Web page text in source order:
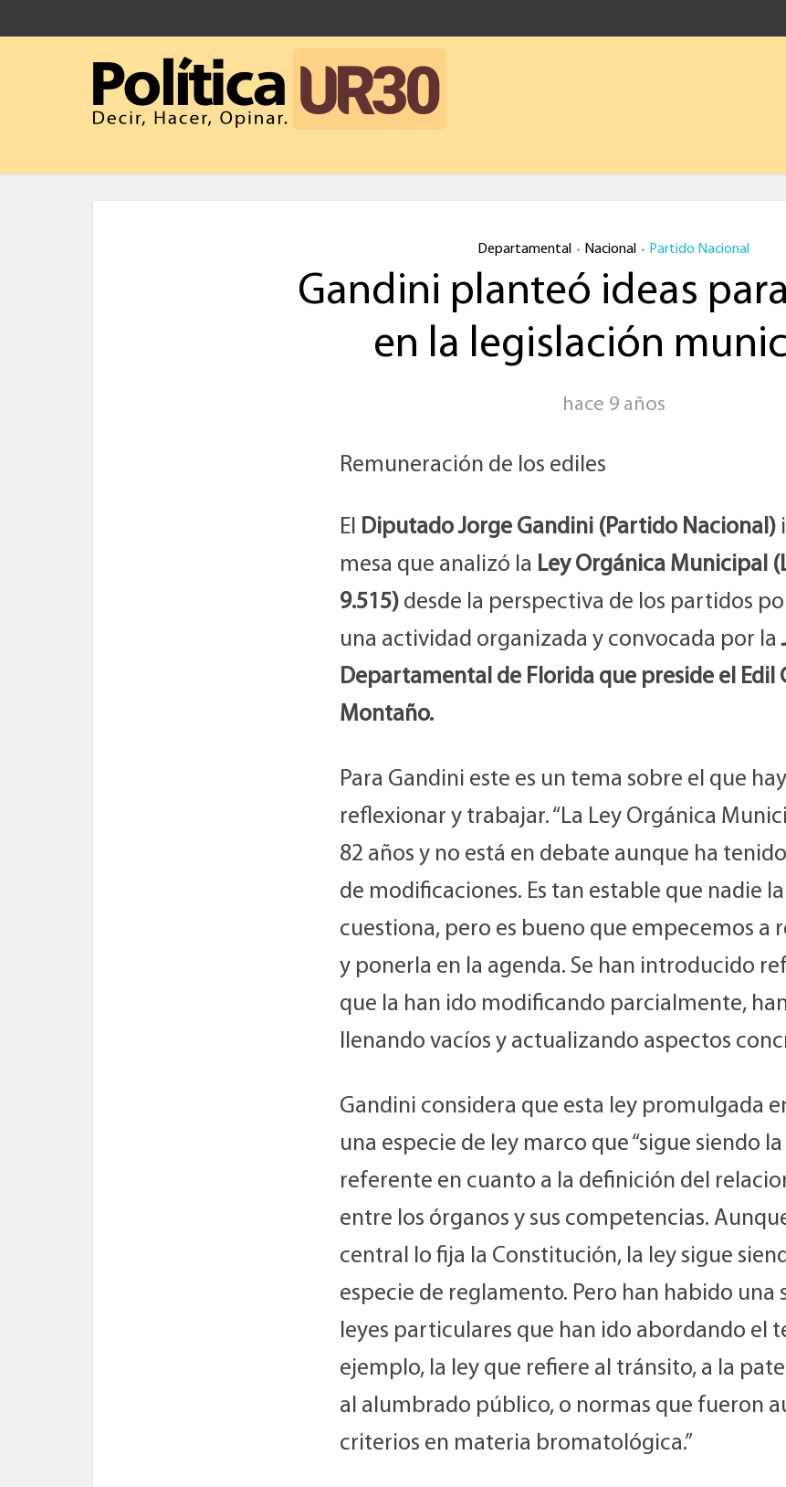
Departamental • Nacional • Partido Nacional
Gandini planteó ideas
en la legislación
hace 9 años
Remuneración de los ediles
El Diputado Jorge Gandini (Partido Nacional)
mesa que analizó la Ley Orgánica Municipal
9.515) desde la perspectiva de los partidos
una actividad organizada y convocada por la
Departamental de Florida que preside el Edil
Montaño.
Para Gandini este es un tema sobre el que
reflexionar y trabajar. “La Ley Orgánica
82 años y no está en debate aunque ha
de modificaciones. Es tan estable que nadie la
cuestiona, pero es bueno que empecemos a
y ponerla en la agenda. Se han introducido
que la han ido modificando parcialmente,
llenando vacíos y actualizando aspectos
Gandini considera que esta ley promulgada
una especie de ley marco que “sigue siendo
referente en cuanto a la definición del
entre los órganos y sus competencias.
central lo fija la Constitución, la ley sigue
especie de reglamento. Pero han habido una
leyes particulares que han ido abordando el
ejemplo, la ley que refiere al tránsito, a la
al alumbrado público, o normas que fueron
criterios en materia bromatológica.”